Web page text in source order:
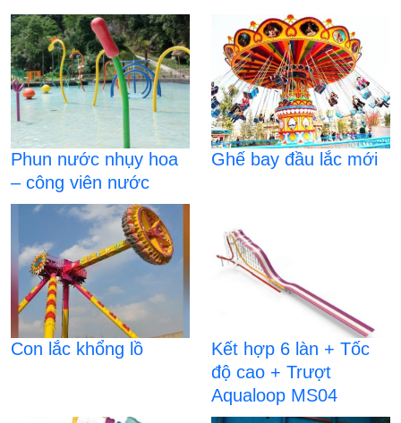
Phun nước nhụy hoa
– công viên nước
Ghế bay đầu lắc mới
Con lắc khổng lồ
Kết hợp 6 làn + Tốc
độ cao + Trượt
Aqualoop MS04